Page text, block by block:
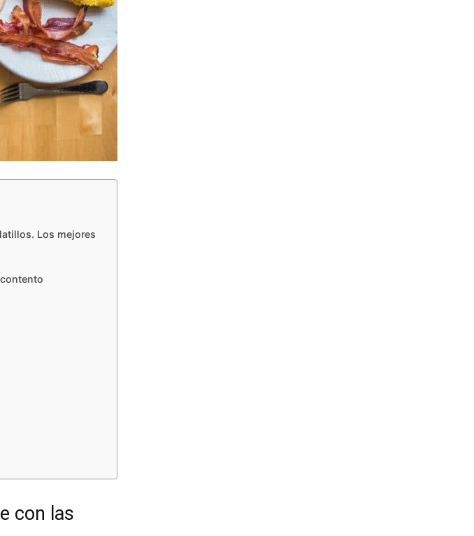
Los mejores
con las